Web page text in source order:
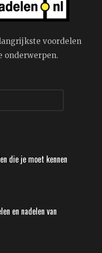
voordelen
onderwerpen.
die je moet kennen
en nadelen van